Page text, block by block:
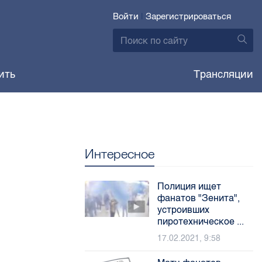
Войти | Зарегистрироваться
Трансляции
Интересное
Полиция ищет
фанатов "Зенита",
устроивших
пиротехническое ...
17.02.2021, 9:58